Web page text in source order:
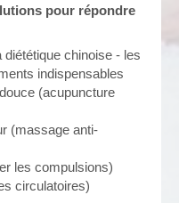
pour répondre
diététique chinoise - les
indispensables
(acupuncture
(massage anti-
les compulsions)
circulatoires)